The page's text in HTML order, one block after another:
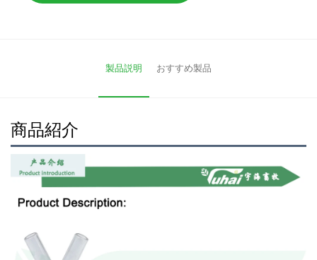
製品説明 おすすめ製品
商品紹介